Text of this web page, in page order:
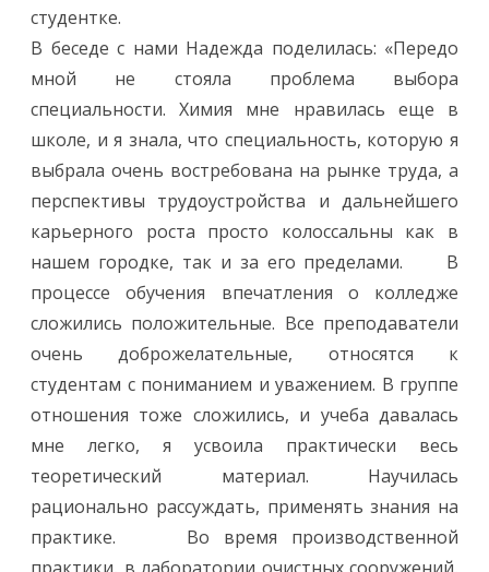
студентке.
В беседе с нами Надежда поделилась: «Передо
мной не стояла проблема выбора
специальности. Химия мне нравилась еще в
школе, и я знала, что специальность, которую я
выбрала очень востребована на рынке труда, а
перспективы трудоустройства и дальнейшего
карьерного роста просто колоссальны как в
нашем городке, так и за его пределами. В
процессе обучения впечатления о колледже
сложились положительные. Все преподаватели
очень доброжелательные, относятся к
студентам с пониманием и уважением. В группе
отношения тоже сложились, и учеба давалась
мне легко, я усвоила практически весь
теоретический материал. Научилась
рационально рассуждать, применять знания на
практике. Во время производственной